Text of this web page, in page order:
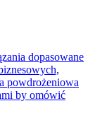
dopasowane
powdrożeniowa
by omówić